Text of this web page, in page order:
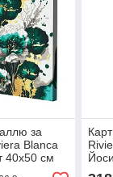
за
Blanca
40x50 см